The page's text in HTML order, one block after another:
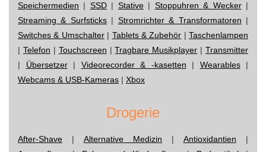
Speichermedien | SSD| Stative| Stoppuhren & Wecker|
Streaming & Surfsticks| Stromrichter & Transformatoren |
Switches & Umschalter| Tablets & Zubehör | Taschenlampen
| Telefon | Touchscreen |Tragbare Musikplayer | Transmitter
| Übersetzer| Videorecorder & -kasetten | Wearables|
Webcams & USB-Kameras | Xbox
Drogerie
After-Shave | Alternative Medizin | Antioxidantien |